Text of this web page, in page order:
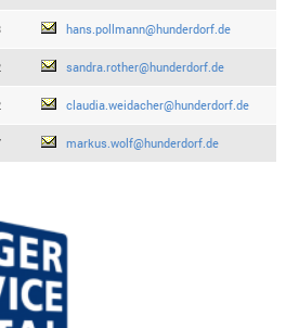
hans.pollmann@hunderdorf.de
sandra.rother@hunderdorf.de
claudia.weidacher@hunderdorf.de
markus.wolf@hunderdorf.de